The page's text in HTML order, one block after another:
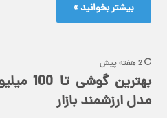
بیشتر بخوانید »
2 هفته پیش
مدل ارزشمند بازار